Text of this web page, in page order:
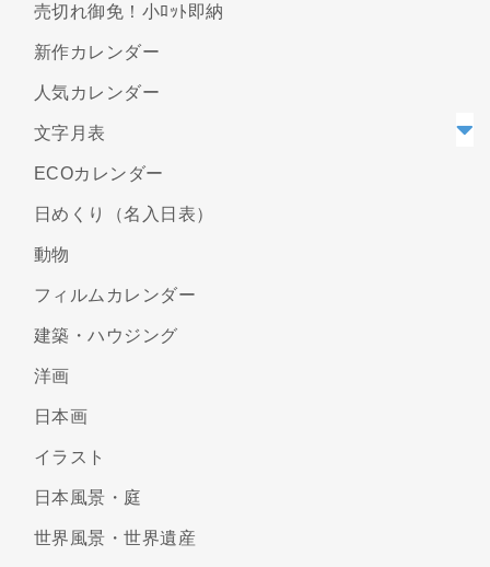
売切れ御免！小ﾛｯﾄ即納
新作カレンダー
人気カレンダー
文字月表
ECOカレンダー
日めくり（名入日表）
動物
フィルムカレンダー
建築・ハウジング
洋画
日本画
イラスト
日本風景・庭
世界風景・世界遺産